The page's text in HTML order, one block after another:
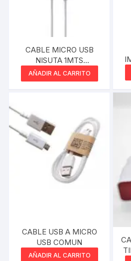
CABLE MICRO USB
NISUTA 1MTS
REFORZADO
AÑADIR AL CARRITO
CABLE USB A MICRO
USB COMUN
AÑADIR AL CARRITO